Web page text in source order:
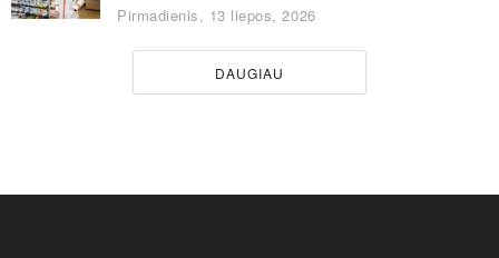
Pirmadienis, 13 liepos, 2026
DAUGIAU